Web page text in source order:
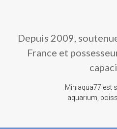
Depuis 2009,
France et
Miniaqua77 est
aquarium,